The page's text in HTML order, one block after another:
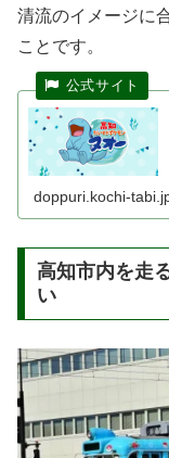
清流のイメージに
ことです。
doppuri.kochi-
高知市内を走
い